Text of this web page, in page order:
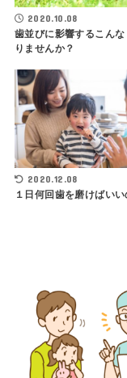
2020.10.08
歯並びに影響するこん
りませんか？
2020.12.08
１日何回歯を磨けばいい